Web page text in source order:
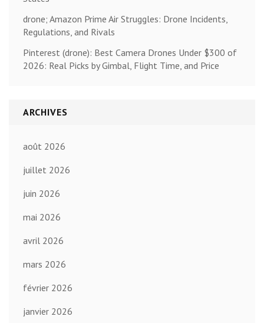
drone; Amazon Prime Air Struggles: Drone Incidents,
Regulations, and Rivals
Pinterest (drone): Best Camera Drones Under $300 of
2026: Real Picks by Gimbal, Flight Time, and Price
ARCHIVES
août 2026
juillet 2026
juin 2026
mai 2026
avril 2026
mars 2026
février 2026
janvier 2026